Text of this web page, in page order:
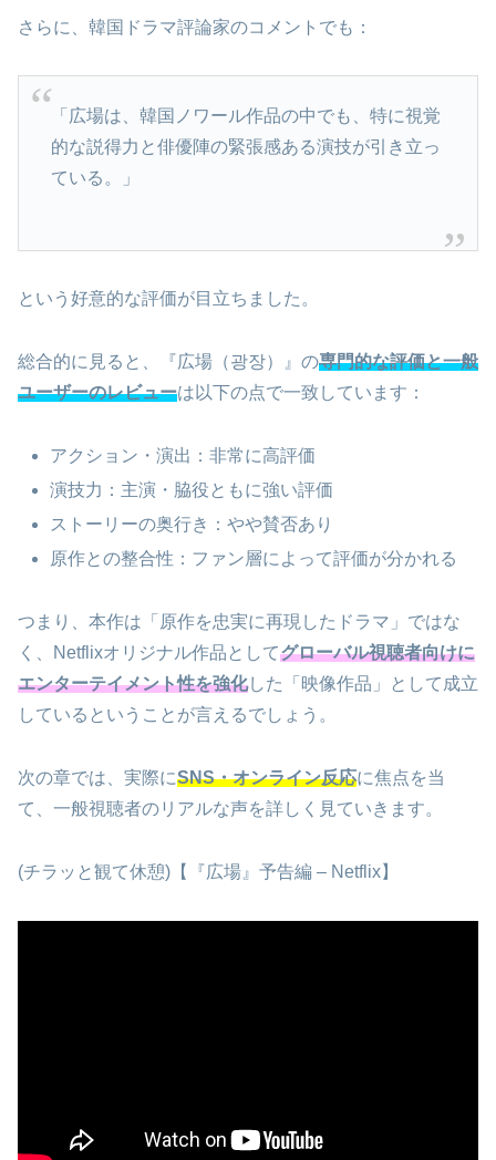
さらに、韓国ドラマ評論家のコメントでも：
「広場は、韓国ノワール作品の中でも、特に視覚
的な説得力と俳優陣の緊張感ある演技が引き立っ
ている。」
という好意的な評価が目立ちました。
総合的に見ると、『広場（광장）』の専門的な評価と一般
ユーザーのレビューは以下の点で一致しています：
アクション・演出：非常に高評価
演技力：主演・脇役ともに強い評価
ストーリーの奥行き：やや賛否あり
原作との整合性：ファン層によって評価が分かれる
つまり、本作は「原作を忠実に再現したドラマ」ではな
く、Netflixオリジナル作品としてグローバル視聴者向けに
エンターテイメント性を強化した「映像作品」として成立
しているということが言えるでしょう。
次の章では、実際にSNS・オンライン反応に焦点を当
て、一般視聴者のリアルな声を詳しく見ていきます。
(チラッと観て休憩)【『広場』予告編 – Netflix】